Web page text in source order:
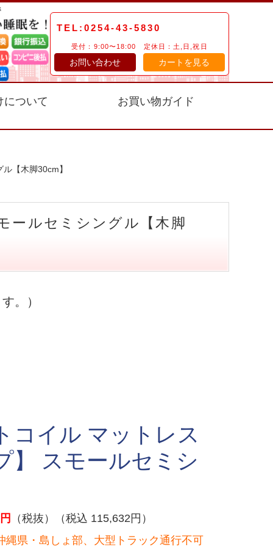
TEL:0254-43-5830
受付：9:00〜18:00 定休日：土,日,祝日
お問い合わせ カートを見る
について お買い物ガイド
【木脚30cm】
ールセミシングル【木脚
。）
コイル マットレス
】 スモールセミシ
円
（税抜）（税込 115,632円）
県・島しょ部、大型トラック通行不可